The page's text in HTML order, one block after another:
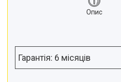
Лінзи-об'єктиви для
смартфонів, фільтри
обладнання
Перехідники для фототехніки і
адаптери
Опис
Гарантія: 6 місяців